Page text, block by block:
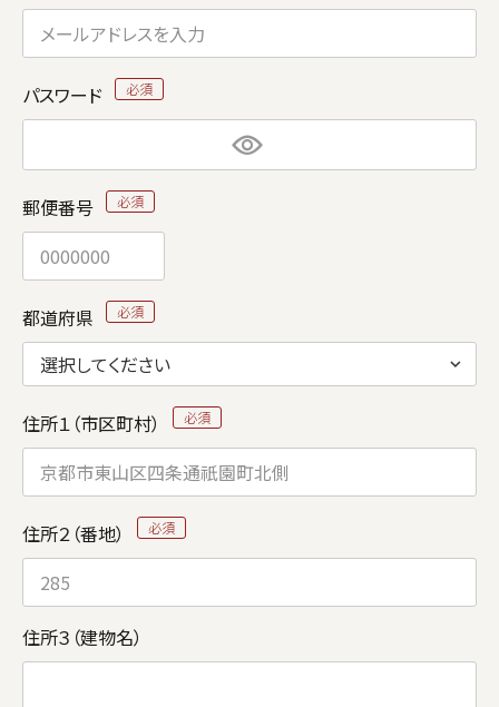
パスワード
郵便番号
都道府県
住所１（市区町村）
住所２（番地）
住所３（建物名）